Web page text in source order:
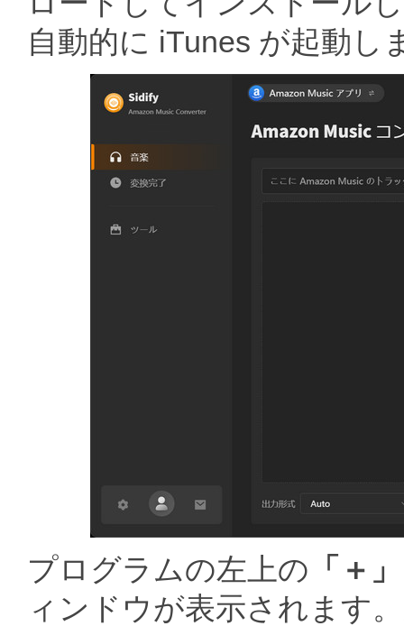
自動的に iTunes が起動し
プログラムの左上の 「＋」
ィンドウが表示されます